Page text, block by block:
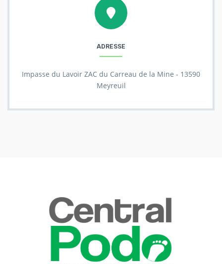
ADRESSE
Impasse du Lavoir ZAC du Carreau de la Mine - 13590
Meyreuil